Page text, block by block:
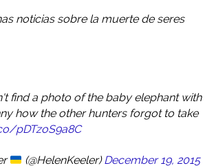
noticias sobre la muerte de seres
find a photo of the baby elephant with
how the other hunters forgot to take
pDTzoS9a8C
(@HelenKeeler)December 19, 2015